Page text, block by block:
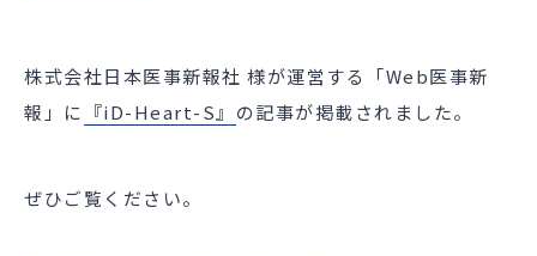
株式会社日本医事新報社 様が運営する「Web医事新
報」に 『iD-Heart-S』 の記事が掲載されました。
ぜひご覧ください。